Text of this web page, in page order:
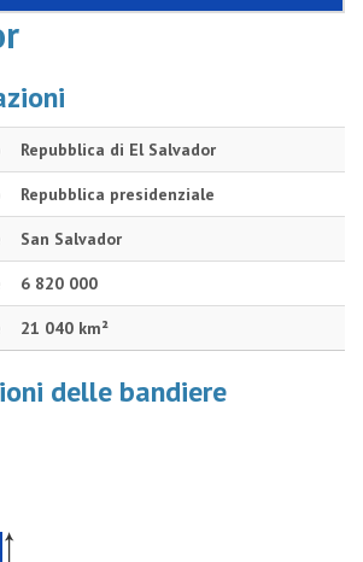
Repubblica di El Salvador
Repubblica presidenziale
San Salvador
6 820 000
21 040 km²
delle bandiere